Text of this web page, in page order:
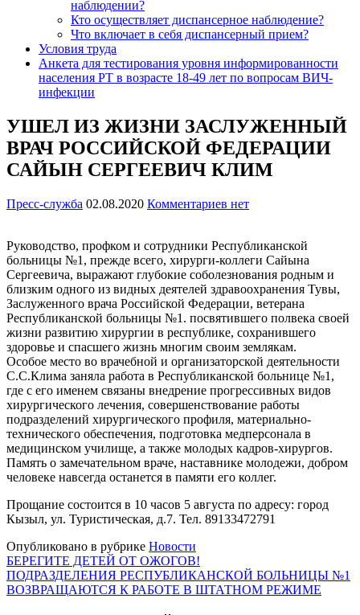
наблюдении?
Кто осуществляет диспансерное наблюдение?
Что включает в себя диспансерный прием?
Условия труда
Анкета для тестирования уровня информированности
населения РТ в возрасте 18-49 лет по вопросам ВИЧ-
инфекции
УШЕЛ ИЗ ЖИЗНИ ЗАСЛУЖЕННЫЙ
ВРАЧ РОССИЙСКОЙ ФЕДЕРАЦИИ
САЙЫН СЕРГЕЕВИЧ КЛИМ
Пресс-служба 02.08.2020 Комментариев нет
Руководство, профком и сотрудники Республиканской
больницы №1, прежде всего, хирурги-коллеги Сайына
Сергеевича, выражают глубокие соболезнования родным и
близким одного из видных деятелей здравоохранения Тувы,
Заслуженного врача Российской Федерации, ветерана
Республиканской больницы №1. посвятившего полвека своей
жизни развитию хирургии в республике, сохранившего
здоровье и спасшего жизнь многим своим землякам.
Особое место во врачебной и организаторской деятельности
С.С.Клима заняла работа в Республиканской больнице №1,
где с его именем связаны внедрение прогрессивных видов
хирургического лечения, совершенствование работы
подразделений хирургического профиля, материально-
технического обеспечения, подготовка медперсонала в
медицинском училище, а также молодых кадров-хирургов.
Память о замечательном враче, наставнике молодежи, добром
человеке навсегда останется в памяти его коллег.
Прощание состоится в 10 часов 5 августа по адресу: город
Кызыл, ул. Туристическая, д.7. Тел. 89133472791
Опубликовано в рубрике Новости
Навигация
по
БЕРЕГИТЕ ДЕТЕЙ ОТ ОЖОГОВ!
ПОДРАЗДЕЛЕНИЯ РЕСПУБЛИКАНСКОЙ БОЛЬНИЦЫ №1
ВОЗВРАЩАЮТСЯ К РАБОТЕ В ШТАТНОМ РЕЖИМЕ